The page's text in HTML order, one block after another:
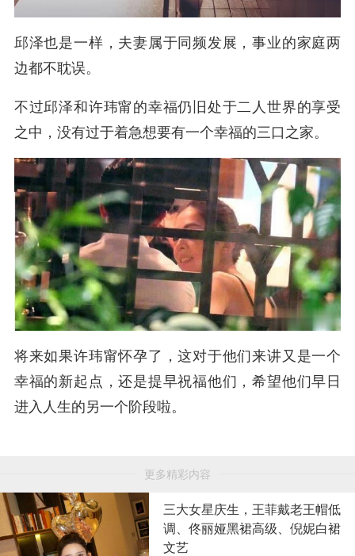
邱泽也是一样，夫妻属于同频发展，事业的家庭两
边都不耽误。
不过邱泽和许玮甯的幸福仍旧处于二人世界的享受
之中，没有过于着急想要有一个幸福的三口之家。
将来如果许玮甯怀孕了，这对于他们来讲又是一个
幸福的新起点，还是提早祝福他们，希望他们早日
进入人生的另一个阶段啦。
更多精彩内容
三大女星庆生，王菲戴老王帽低
调、佟丽娅黑裙高级、倪妮白裙
文艺